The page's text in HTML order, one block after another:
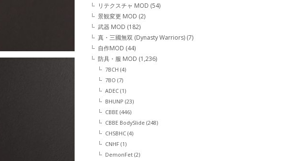
リテクスチャ MOD (54)
景観変更 MOD (2)
武器 MOD (182)
真・三國無双 (Dynasty Warriors) (7)
自作MOD (44)
防具・服 MOD (1,236)
7BCH (4)
7BO (7)
ADEC (1)
BHUNP (23)
CBBE (446)
CBBE BodySlide (248)
CHSBHC (4)
CNHF (1)
DemonFet (2)